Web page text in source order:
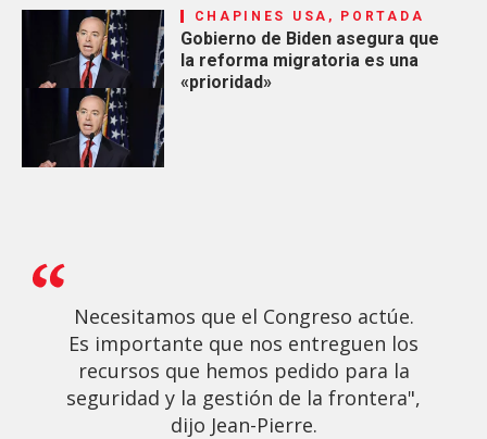
CHAPINES USA, PORTADA
Gobierno de Biden asegura que
la reforma migratoria es una
«prioridad»
Necesitamos que el Congreso actúe.
Es importante que nos entreguen los
recursos que hemos pedido para la
seguridad y la gestión de la frontera",
dijo Jean-Pierre.